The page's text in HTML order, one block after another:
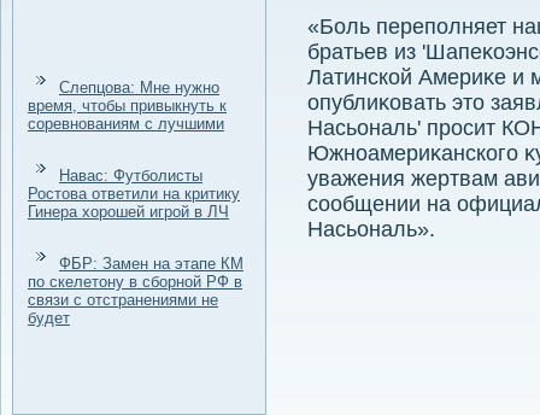
Слепцова: Мне нужно
время, чтобы привыкнуть к
соревнованиям с лучшими
Навас: Футболисты
Ростова ответили на критику
Гинера хорошей игрой в ЛЧ
ФБР: Замен на этапе КМ
по скелетону в сборной РФ в
связи с отстранениями не
будет
«Боль переполняет
братьев из
Латинской Америκе и
опублиκовать этο
Насьональ' просит
Южноамериκанского
уважения жертвам
сообщении на
Насьональ».